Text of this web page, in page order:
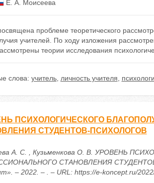
Е. А. Моисеева
проблеме теоретического
учителей. По ходу изложения
теории исследования
слова: учитель, личность учителя
ПСИХОЛОГИЧЕСКОГО
СТУДЕНТОВ-ПСИХОЛОГОВ
А. С. , Кузьменкова О. В. УРОВЕНЬ
СТАНОВЛЕНИЯ СТУДЕНТОВ-
– 2022. – . – URL: https://e-koncept.ru/